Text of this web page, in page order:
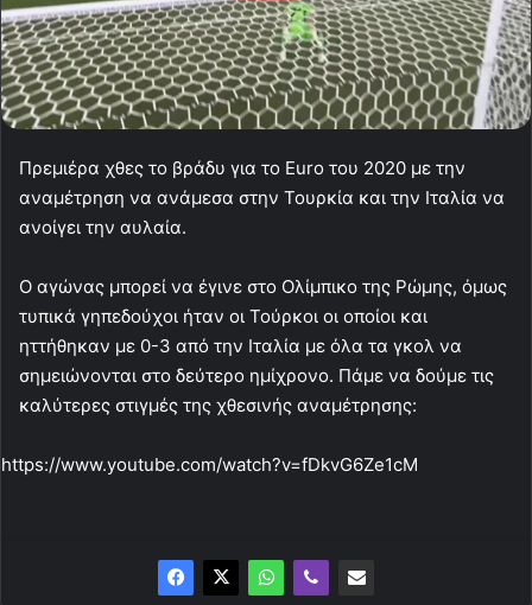
Πρεμιέρα χθες το βράδυ για το Euro του 2020 με την
αναμέτρηση να ανάμεσα στην Τουρκία και την Ιταλία να
ανοίγει την αυλαία.
Ο αγώνας μπορεί να έγινε στο Ολίμπικο της Ρώμης, όμως
τυπικά γηπεδούχοι ήταν οι Τούρκοι οι οποίοι και
ηττήθηκαν με 0-3 από την Ιταλία με όλα τα γκολ να
σημειώνονται στο δεύτερο ημίχρονο. Πάμε να δούμε τις
καλύτερες στιγμές της χθεσινής αναμέτρησης:
https://www.youtube.com/watch?v=fDkvG6Ze1cM